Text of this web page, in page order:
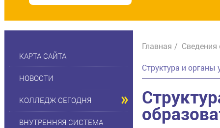
КАРТА САЙТА
НОВОСТИ
КОЛЛЕДЖ СЕГОДНЯ
ВНУТРЕННЯЯ СИСТЕМА
Главная Сведения
Структура и органы